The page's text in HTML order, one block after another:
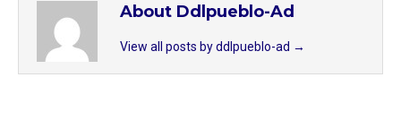
About Ddlpueblo-Ad
View all posts by ddlpueblo-ad →